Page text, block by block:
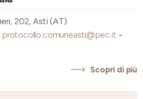
202, Asti (AT)
protocollo.comuneasti@pec.it -
Scopri di più